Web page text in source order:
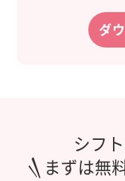
ダ
シフ
まずは無